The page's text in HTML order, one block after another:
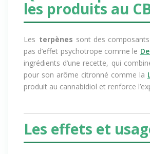
les produits au
Les terpènes sont des
pas d’effet psychotrope comme le
ingrédients d’une recette, qui
pour son arôme citronné comme la
produit au cannabidiol et renforce
Les effets et